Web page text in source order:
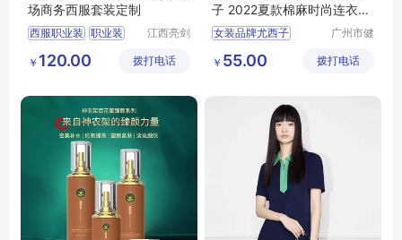
场商务西服套装定制
西服职业装 职业装
江西亮剑
公司
￥ 120.00 拨打电话
子 2022夏款棉麻时尚连衣裙
广州尾货库存
女装品牌尤西子
杭州休闲原创
广州市健
限公司
￥ 55.00 拨打电话